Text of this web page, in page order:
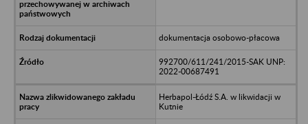
dokumentacja osobowo-płacowa
992700/611/241/2015-SAK UNP:
2022-00687491
Herbapol-Łódź S.A. w likwidacji w
Kutnie